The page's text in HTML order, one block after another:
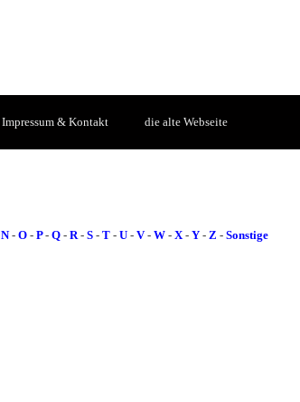
Impressum & Kontakt die alte Webseite
N- O - P- Q - R- S - T - U - V- W - X- Y - Z - Sonstige